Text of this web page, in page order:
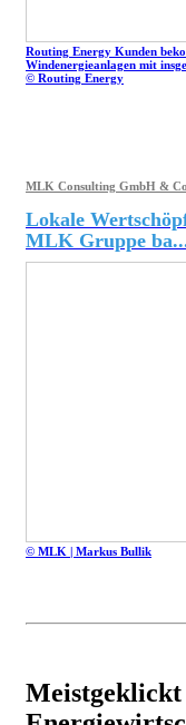
Routing Energy Kunden
Windenergieanlagen mit
© Routing Energy
MLK Consulting GmbH &
Lokale
MLK Gruppe
© MLK | Markus Bullik
Meistgeklickt